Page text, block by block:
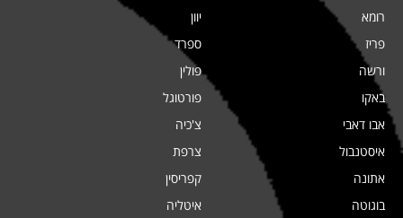
רומא
פריז
ורשה
באקו
אבו דאבי
איסטנבול
אתונה
בוגוטה
יוון
ספרד
פולין
פורטוגל
צ'כיה
צרפת
קפריסין
איטליה